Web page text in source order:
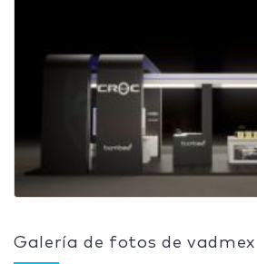
Galería de fotos de vadmex